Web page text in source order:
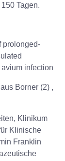
Tagen.
prolonged-
infection
Borner (2) ,
Klinikum
Klinische
Franklin